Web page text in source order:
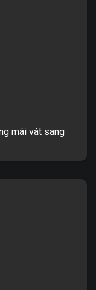
mái vát sang